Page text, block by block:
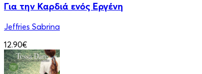
Για την Καρδιά ενός Εργένη
Jeffries Sabrina
12.90€